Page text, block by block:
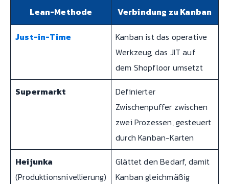
Lean-Methode Verbindung zu Kanban
Just-in-Time
Kanban ist das operative
Werkzeug, das JIT auf
dem Shopfloor umsetzt
Supermarkt
Definierter
Zwischenpuffer zwischen
zwei Prozessen, gesteuert
durch Kanban-Karten
Heijunka
(Produktionsnivellierung)
Glättet den Bedarf, damit
Kanban gleichmäßig